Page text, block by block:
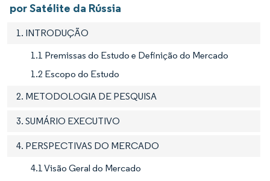
por Satélite da Rússia
1. INTRODUÇÃO
1.1 Premissas do Estudo e Definição do Mercado
1.2 Escopo do Estudo
2. METODOLOGIA DE PESQUISA
3. SUMÁRIO EXECUTIVO
4. PERSPECTIVAS DO MERCADO
4.1 Visão Geral do Mercado